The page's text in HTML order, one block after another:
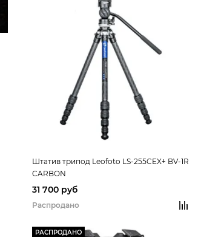
Штатив трипод Leofoto LS-255CEX+ BV-1R
CARBON
31 700 руб
Распродано
РАСПРОДАНО